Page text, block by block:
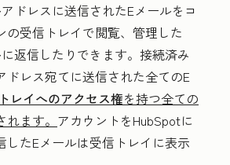
ドレスに送信されたEメールをコ
の受信トレイで閲覧、管理した
返信したりできます。接続済み
ドレス宛てに送信された全てのE
レイへのアクセス権を持つ全ての
ます。 アカウントをHubSpotに
したEメールは受信トレイに表示